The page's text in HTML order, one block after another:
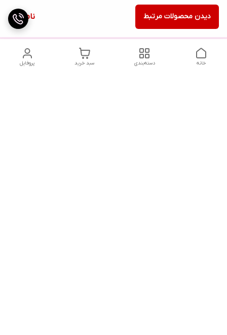
ناموجود دیدن محصولات مرتبط
پروفایل سبد خرید دسته‌بندی خانه